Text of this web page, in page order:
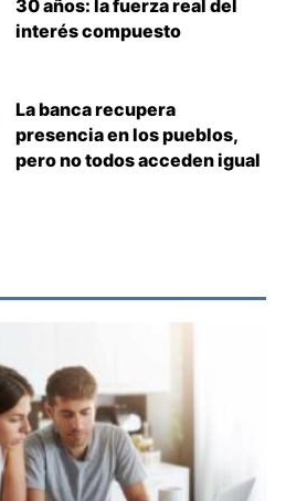
30 años: la fuerza real del
interés compuesto
La banca recupera
presencia en los pueblos,
pero no todos acceden igual